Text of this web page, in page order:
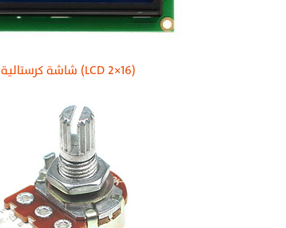
شاشة كرستالية (LCD 2×16)